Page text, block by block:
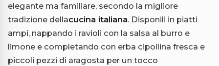
elegante ma familiare, secondo la migliore
tradizione dellacucina italiana. Disponili in piatti
ampi, nappando i ravioli con la salsa al burro e
limone e completando con erba cipollina fresca e
piccoli pezzi di aragosta per un tocco